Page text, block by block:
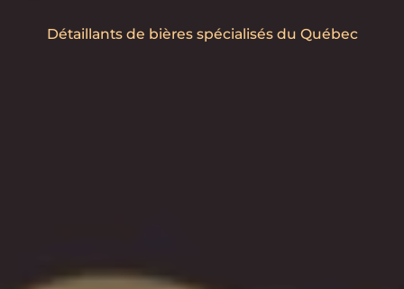
Détaillants de bières spécialisés du Québec